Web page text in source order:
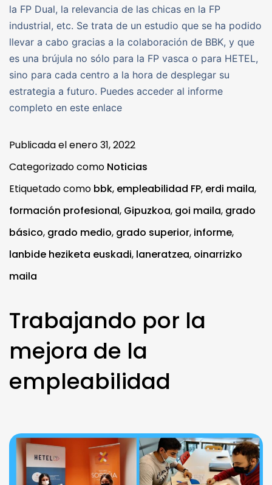
la FP Dual, la relevancia de las chicas en la FP
industrial, etc. Se trata de un estudio que se ha podido
llevar a cabo gracias a la colaboración de BBK, y que
es una brújula no sólo para la FP vasca o para HETEL,
sino para cada centro a la hora de desplegar su
estrategia a futuro. Puedes acceder al informe
completo en este enlace
Publicada elenero 31, 2022
Categorizado como Noticias
Etiquetado como bbk, empleabilidad FP, erdi maila,
formación profesional, Gipuzkoa, goi maila, grado
básico, grado medio, grado superior, informe,
lanbide heziketa euskadi, laneratzea, oinarrizko
maila
Trabajando por la
mejora de la
empleabilidad